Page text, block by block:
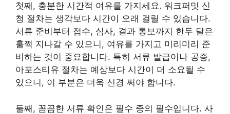
첫째, 충분한 시간적 여유를 가지세요. 워크퍼밋 신
청 절차는 생각보다 시간이 오래 걸릴 수 있습니다.
서류 준비부터 접수, 심사, 결과 통보까지 한두 달은
훌쩍 지나갈 수 있으니, 여유를 가지고 미리미리 준
비하는 것이 중요합니다. 특히 서류 발급이나 공증,
아포스티유 절차는 예상보다 시간이 더 소요될 수
있으니, 이 부분은 더욱 신경 써야 합니다.
둘째, 꼼꼼한 서류 확인은 필수 중의 필수입니다. 사